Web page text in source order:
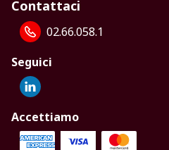
Contattaci
02.66.058.1
Seguici
Accettiamo